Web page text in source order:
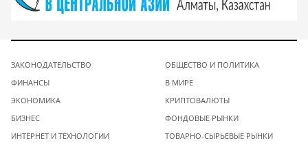
ЗАКОНОДАТЕЛЬСТВО
ФИНАНСЫ
ЭКОНОМИКА
БИЗНЕС
ИНТЕРНЕТ И ТЕХНОЛОГИИ
ОБЩЕСТВО И ПОЛИТИКА
В МИРЕ
КРИПТОВАЛЮТЫ
ФОНДОВЫЕ РЫНКИ
ТОВАРНО-СЫРЬЕВЫЕ РЫНКИ